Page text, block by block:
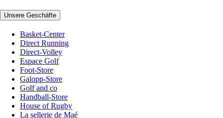
Unsere Geschäfte
Basket-Center
Direct Running
Direct-Volley
Espace Golf
Foot-Store
Galopp-Store
Golf and co
Handball-Store
House of Rugby
La sellerie de Maé